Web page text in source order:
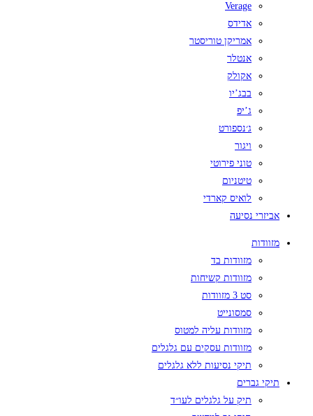
Verage
אדידס
אמריקן טוריסטר
אנטלר
אקולק
בבג’יו
ג’יפ
ג׳נספורט
ויגור
טוני פירוטי
טיטניום
לואיס קארדי
אביזרי נסיעה
מזוודות
מזוודות בד
מזוודות קשיחות
סט 3 מזוודות
סמסונייט
מזוודות עליה למטוס
מזוודות עסקים עם גלגלים
תיקי נסיעות ללא גלגלים
תיקי גברים
תיק על גלגלים לעו״ד